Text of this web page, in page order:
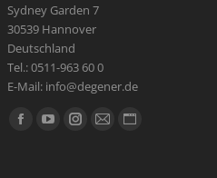
Sydney Garden 7
30539 Hannover
Deutschland
Tel.: 0511-963 60 0
E-Mail: info@degener.de
Finden Sie uns auf:
FacebookYouTubeInstagram
E-
Website